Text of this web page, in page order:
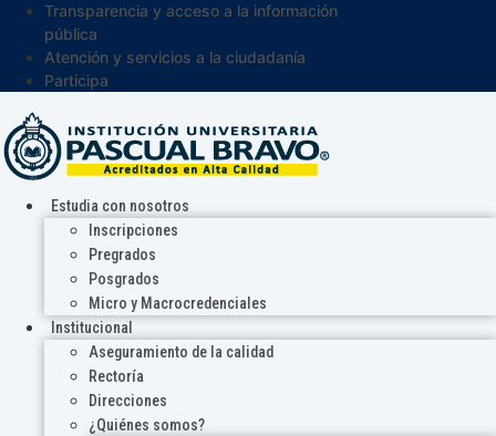
Transparencia y acceso a la información
pública
Atención y servicios a la ciudadanía
Participa
Estudia con nosotros
Inscripciones
Pregrados
Posgrados
Micro y Macrocredenciales
Institucional
Aseguramiento de la calidad
Rectoría
Direcciones
¿Quiénes somos?